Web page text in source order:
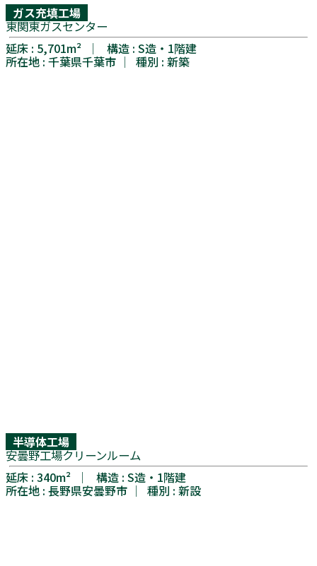
ガス充填工場
東関東ガスセンター
延床 : 5,701m² │ 構造 : S造・1階建
所在地 : 千葉県千葉市 │ 種別 : 新築
半導体⼯場
安曇野工場クリーンルーム
延床 : 340m² │ 構造 : S造・1階建
所在地 : 長野県安曇野市 │ 種別 : 新設